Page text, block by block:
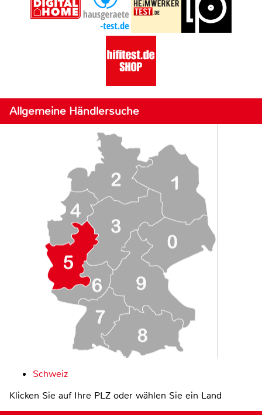
Allgemeine Händlersuche
Schweiz
Klicken Sie auf Ihre PLZ oder wählen Sie ein Land